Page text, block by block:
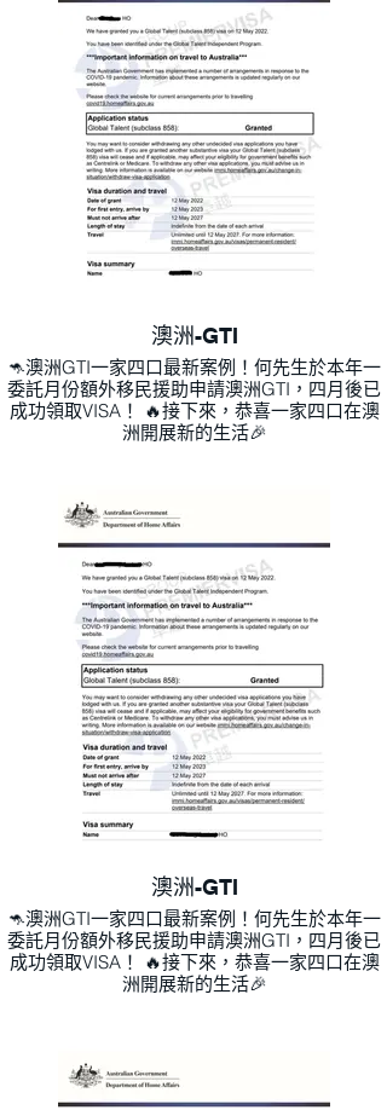
澳洲-GTI
🦘澳洲GTI一家四口最新案例！何先生於本年一
委託月份額外移民援助申請澳洲GTI，四月後已
成功領取VISA！ 🔥接下來，恭喜一家四口在澳
洲開展新的生活🎉
澳洲-GTI
🦘澳洲GTI一家四口最新案例！何先生於本年一
委託月份額外移民援助申請澳洲GTI，四月後已
成功領取VISA！ 🔥接下來，恭喜一家四口在澳
洲開展新的生活🎉